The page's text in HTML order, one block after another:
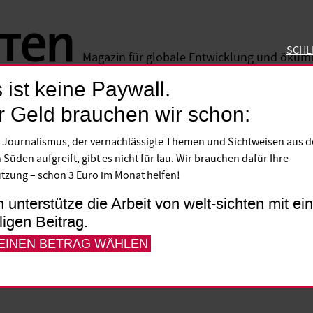
Magazin für globale Entwicklung und
Forschung
Arbeiten aus dem globalen Süden
stark unterrepräsentiert. Um
inklusiver und diverser werden.
ist keine Paywall.
Geld brauchen wir schon:
Journalismus, der vernachlässigte Themen und Sichtweisen aus
Süden aufgreift, gibt es nicht für lau. Wir brauchen dafür Ihre
– schon 3 Euro im Monat helfen!
unterstütze die Arbeit von welt-sichten mit
Beitrag.
BETRAG WÄHLEN